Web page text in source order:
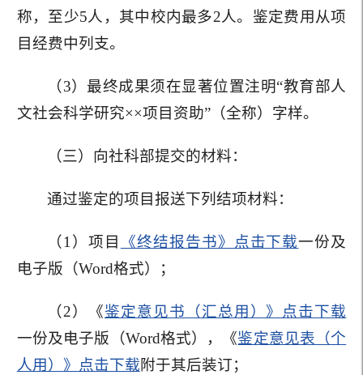
称，至少5人，其中校内最多2人。鉴定费用从项
目经费中列支。
（3）最终成果须在显著位置注明“教育部人
文社会科学研究××项目资助”（全称）字样。
（三）向社科部提交的材料：
通过鉴定的项目报送下列结项材料：
（1）项目 《终结报告书》点击下载一份及
电子版（Word格式）；
（2）《鉴定意见书（汇总用）》点击下载
一份及电子版（Word格式），《鉴定意见表（个
人用）》点击下载附于其后装订；